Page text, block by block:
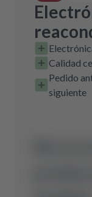
Calidad
Pedido
siguiente